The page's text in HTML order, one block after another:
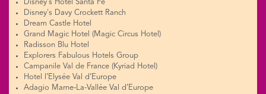
Disney's Hotel Santa Fe
Disney's Davy Crockett Ranch
Dream Castle Hotel
Grand Magic Hotel (Magic Circus Hotel)
Radisson Blu Hotel
Explorers Fabulous Hotels Group
Campanile Val de France (Kyriad Hotel)
Hotel l’Elysée Val d’Europe
Adagio Marne-La-Vallée Val d’Europe